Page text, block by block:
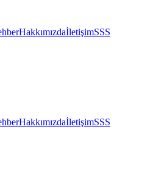
HakkımızdaİletişimSSS
HakkımızdaİletişimSSS